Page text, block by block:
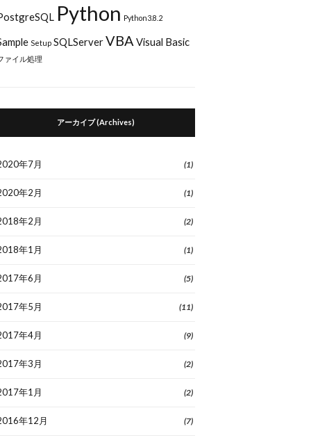
server+ database
Python Python3.8.2
Setup SQLServerVBA Visual Basic
ァイル処理
アーカイブ (Archives)
年7月 (1)
年2月 (1)
年2月 (2)
年1月 (1)
年6月 (5)
年5月 (11)
年4月 (9)
年3月 (2)
年1月 (2)
年12月 (7)